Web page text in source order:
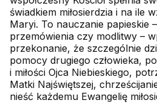
świadkiem miłosierdzia i na ile
Maryi. To nauczanie papieskie
przemówienia czy modlitwy –
przekonanie, że szczególnie
pomocy drugiego człowieka,
i miłości Ojca Niebieskiego,
Matki Najświętszej,
nieść każdemu Ewangelię